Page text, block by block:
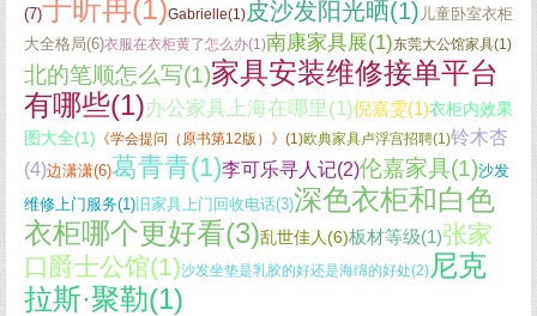
(7)于昕冉(1)Gabrielle(1) 皮沙发阳光晒(1) 儿童卧室衣柜
大全格局(6)衣服在衣柜黄了怎么办(1)南康家具展(1)东莞大公馆家具(1)
北的笔顺怎么写(1)家具安装维修接单平台
有哪些(1)办公家具上海在哪里(1)倪嘉雯(1)衣柜内效果
图大全(1) 《学会提问（原书第12版）》(1)欧典家具卢浮宫招聘(1)铃木杏
(4)边潇潇(6)葛青青(1)李可乐寻人记(2)伦嘉家具(1)沙发
维修上门服务(1) 旧家具上门回收电话(3)深色衣柜和白色
衣柜哪个更好看(3)乱世佳人(6)板材等级(1)张家
口爵士公馆(1)沙发坐垫是乳胶的好还是海绵的好处(2) 尼克
拉斯·聚勒(1)